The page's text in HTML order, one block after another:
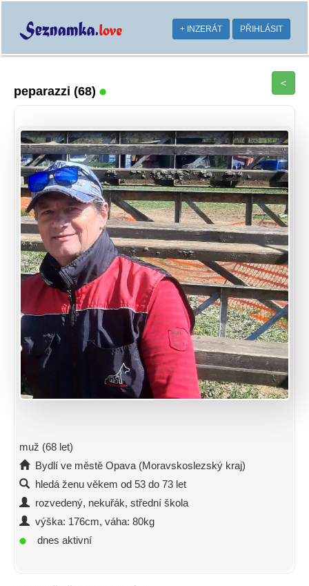
+ INZERÁT PŘIHLÁSIT
peparazzi (68)
<
muž (68 let)
Bydlí ve městě Opava (Moravskoslezský kraj)
hledá ženu věkem od 53 do 73 let
rozvedený, nekuřák, střední škola
výška: 176cm, váha: 80kg
dnes aktivní